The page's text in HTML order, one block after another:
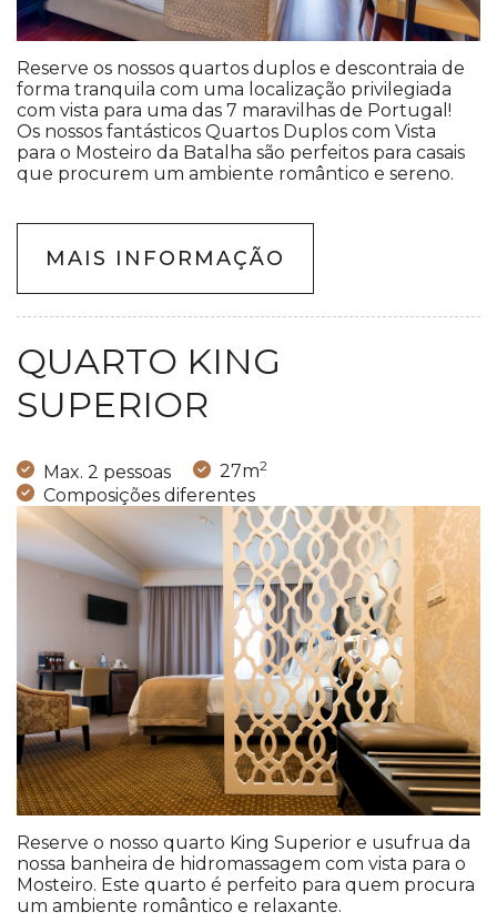
Reserve os nossos quartos duplos e descontraia de
forma tranquila com uma localização privilegiada
com vista para uma das 7 maravilhas de Portugal!
Os nossos fantásticos Quartos Duplos com Vista
para o Mosteiro da Batalha são perfeitos para casais
que procurem um ambiente romântico e sereno.
MAIS INFORMAÇÃO
QUARTO KING
SUPERIOR
Max. 2 pessoas 27m2
Composições diferentes
Reserve o nosso quarto King Superior e usufrua da
nossa banheira de hidromassagem com vista para o
Mosteiro. Este quarto é perfeito para quem procura
um ambiente romântico e relaxante.